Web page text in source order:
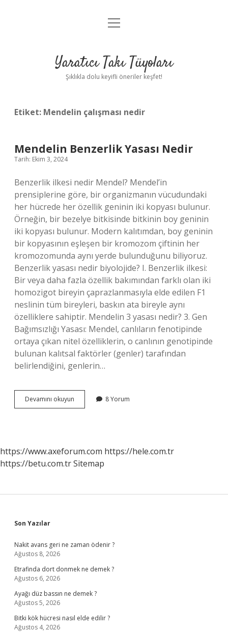
Anasayfa
Yasal Uyarı
menüyü
Yaratıcı Takı Tüyoları
Şıklıkla dolu keyifli öneriler keşfet!
Etiket: Mendelin çalışması nedir
Mendelin Benzerlik Yasası Nedir
Tarih: Ekim 3, 2024
Benzerlik ilkesi nedir Mendel? Mendel’in
prensiplerine göre, bir organizmanın vücudundaki
her hücrede her özellik geninin iki kopyası bulunur.
Örneğin, bir bezelye bitkisinde bitkinin boy geninin
iki kopyası bulunur. Modern kalıtımdan, boy geninin
bir kopyasının eşleşen bir kromozom çiftinin her
kromozomunda aynı yerde bulunduğunu biliyoruz.
Benzerlik yasası nedir biyolojide? I. Benzerlik ilkesi:
Bir veya daha fazla özellik bakımından farklı olan iki
homozigot bireyin çaprazlanmasıyla elde edilen F1
neslinin tüm bireyleri, baskın ata bireyle aynı
özelliklere sahiptir. Mendelin 3 yasası nedir? 3. Gen
Bağımsızlığı Yasası: Mendel, canlıların fenotipinde
ortaya çıkan nitel özelliklerin, o canlının genotipinde
bulunan kalıtsal faktörler (genler) tarafından
belirlendiğini, genlerin…
Devamını okuyun Mendelin
Benzerlik
8 Yorum
https://www.axeforum.com https://hele.com.tr
https://betu.com.trSitemap
Sidebar
Son Yazılar
Nakit avans geri ne zaman ödenir ?
Ağustos 8, 2026
Etrafinda dort donmek ne demek ?
Ağustos 6, 2026
Ayağı düz bassın ne demek ?
Ağustos 5, 2026
Bitki kök hücresi nasıl elde edilir ?
Ağustos 4, 2026